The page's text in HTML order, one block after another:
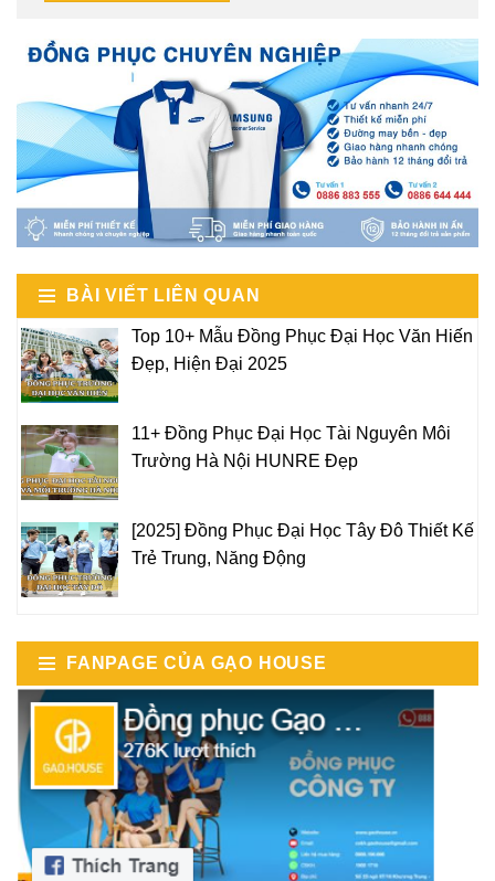
BÀI VIẾT LIÊN QUAN
Top 10+ Mẫu Đồng Phục Đại Học Văn Hiến
Đẹp, Hiện Đại 2025
11+ Đồng Phục Đại Học Tài Nguyên Môi
Trường Hà Nội HUNRE Đẹp
[2025] Đồng Phục Đại Học Tây Đô Thiết Kế
Trẻ Trung, Năng Động
FANPAGE CỦA GẠO HOUSE